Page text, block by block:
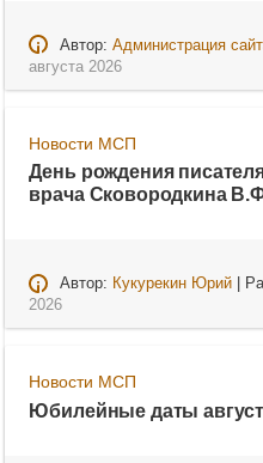
Автор: Администрация
августа 2026
Новости МСП
День рождения
врача Сковородкина
Автор: Кукурекин Юрий|
2026
Новости МСП
Юбилейные даты